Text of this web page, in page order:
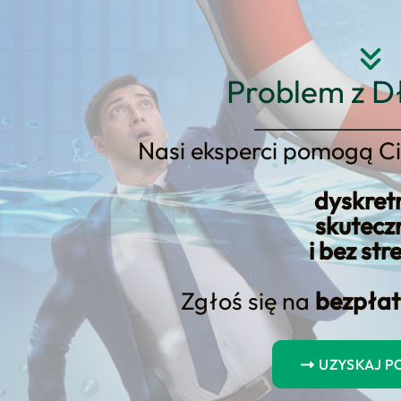
Problem z
Nasi eksperci pomogą
i bez
Zgłoś się na
UZYSKAJ
Strona główna O nas
Jednorazowe